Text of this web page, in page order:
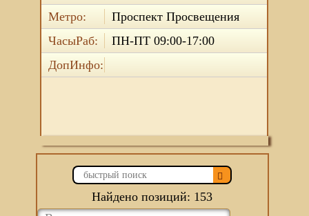
Метро:
Проспект Просвещения
ЧасыРаб:
ПН-ПТ 09:00-17:00
ДопИнфо:
Найдено позиций: 153